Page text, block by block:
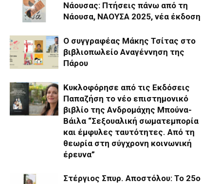
Νάουσας: Πτήσεις πάνω από τη
Νάουσα, ΝΑΟΥΣΑ 2025, νέα έκδοση
Ο συγγραφέας Μάκης Τσίτας στο
βιβλιοπωλείο Αναγέννηση της
Πάρου
Κυκλοφόρησε από τις Εκδόσεις
Παπαζήση το νέο επιστημονικό
βιβλίο της Ανδρομάχης Μπούνα-
Βάιλα “Σεξουαλική σωματεμπορία
και έμφυλες ταυτότητες. Από τη
θεωρία στη σύγχρονη κοινωνική
έρευνα”
Στέργιος Σπυρ. Αποστόλου: Το 25ο